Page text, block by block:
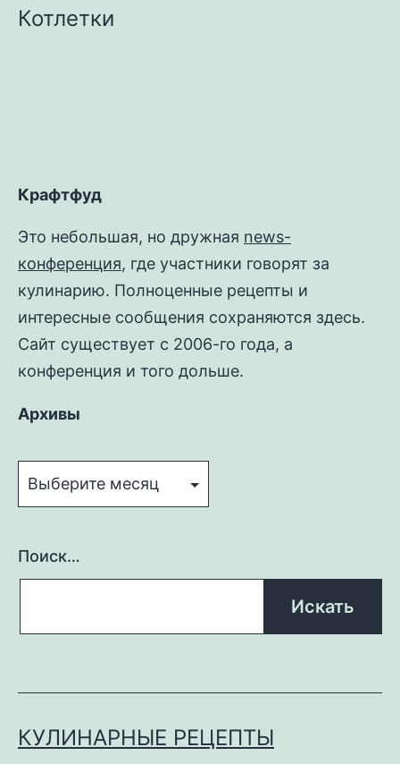
Котлетки
Крафтфуд
Это небольшая, но дружная news-
конференция, где участники говорят за
кулинарию. Полноценные рецепты и
интересные сообщения сохраняются здесь.
Сайт существует с 2006-го года, а
конференция и того дольше.
Архивы
Поиск…
КУЛИНАРНЫЕ РЕЦЕПТЫ